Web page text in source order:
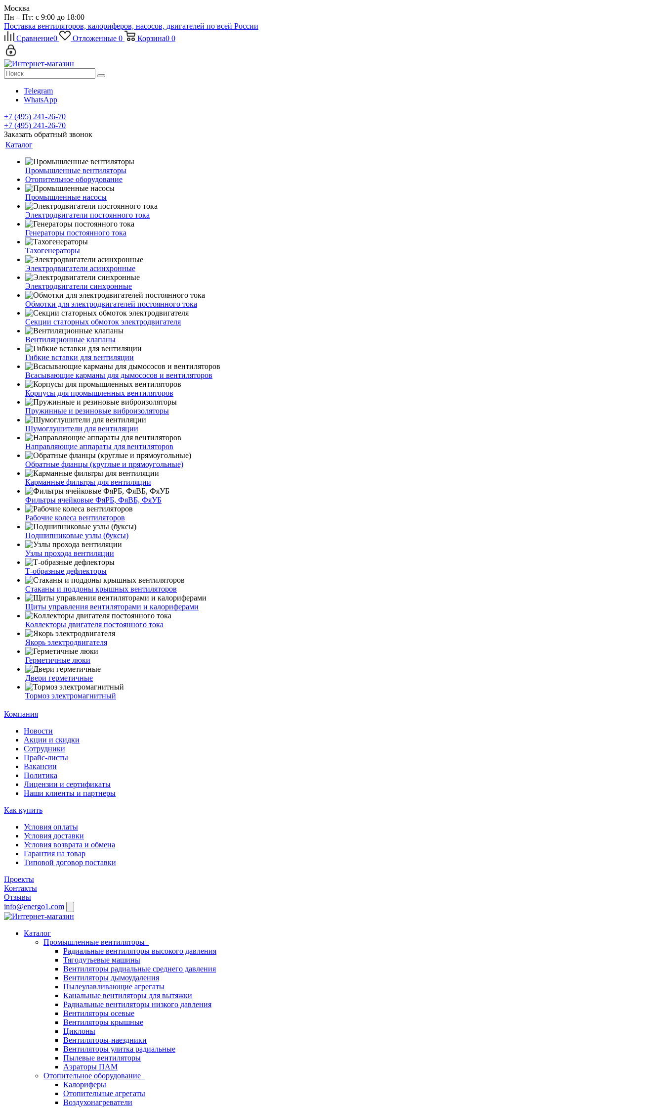
Москва
Пн – Пт: с 9:00 до 18:00
Поставка вентиляторов, калориферов, насосов, двигателей по всей России
Сравнение0 Отложенные 0 Корзина0 0
Telegram
WhatsApp
+7 (495) 241-26-70
+7 (495) 241-26-70
Заказать обратный звонок
Каталог
Промышленные вентиляторы
Отопительное оборудование
Промышленные насосы
Электродвигатели постоянного тока
Генераторы постоянного тока
Тахогенераторы
Электродвигатели асинхронные
Электродвигатели синхронные
Обмотки для электродвигателей постоянного тока
Секции статорных обмоток электродвигателя
Вентиляционные клапаны
Гибкие вставки для вентиляции
Всасывающие карманы для дымососов и вентиляторов
Корпусы для промышленных вентиляторов
Пружинные и резиновые виброизоляторы
Шумоглушители для вентиляции
Направляющие аппараты для вентиляторов
Обратные фланцы (круглые и прямоугольные)
Карманные фильтры для вентиляции
Фильтры ячейковые ФяРБ, ФяВБ, ФяУБ
Рабочие колеса вентиляторов
Подшипниковые узлы (буксы)
Узлы прохода вентиляции
Т-образные дефлекторы
Стаканы и поддоны крышных вентиляторов
Щиты управления вентиляторами и калориферами
Коллекторы двигателя постоянного тока
Якорь электродвигателя
Герметичные люки
Двери герметичные
Тормоз электромагнитный
Компания
Новости
Акции и скидки
Сотрудники
Прайс-листы
Вакансии
Политика
Лицензии и сертификаты
Наши клиенты и партнеры
Как купить
Условия оплаты
Условия доставки
Условия возврата и обмена
Гарантия на товар
Типовой договор поставки
Проекты
Контакты
Отзывы
info@energo1.com
Каталог
Промышленные вентиляторы
Радиальные вентиляторы высокого давления
Тягодутьевые машины
Вентиляторы радиальные среднего давления
Вентиляторы дымоудаления
Пылеулавливающие агрегаты
Канальные вентиляторы для вытяжки
Радиальные вентиляторы низкого давления
Вентиляторы осевые
Вентиляторы крышные
Циклоны
Вентиляторы-наездники
Вентиляторы улитка радиальные
Пылевые вентиляторы
Аэраторы ПАМ
Отопительное оборудование
Калориферы
Отопительные агрегаты
Воздухонагреватели